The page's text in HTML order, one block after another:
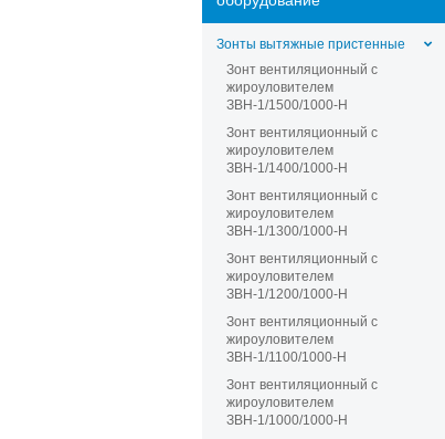
Зонты вытяжные пристенные
Зонт вентиляционный с
жироуловителем
ЗВН-1/1500/1000-Н
Зонт вентиляционный с
жироуловителем
ЗВН-1/1400/1000-Н
Зонт вентиляционный с
жироуловителем
ЗВН-1/1300/1000-Н
Зонт вентиляционный с
жироуловителем
ЗВН-1/1200/1000-Н
Зонт вентиляционный с
жироуловителем
ЗВН-1/1100/1000-Н
Зонт вентиляционный с
жироуловителем
ЗВН-1/1000/1000-Н